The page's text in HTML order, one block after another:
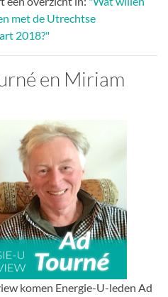
met de Utrechtse
2018?"
en Miriam
komen Energie-U-leden Ad